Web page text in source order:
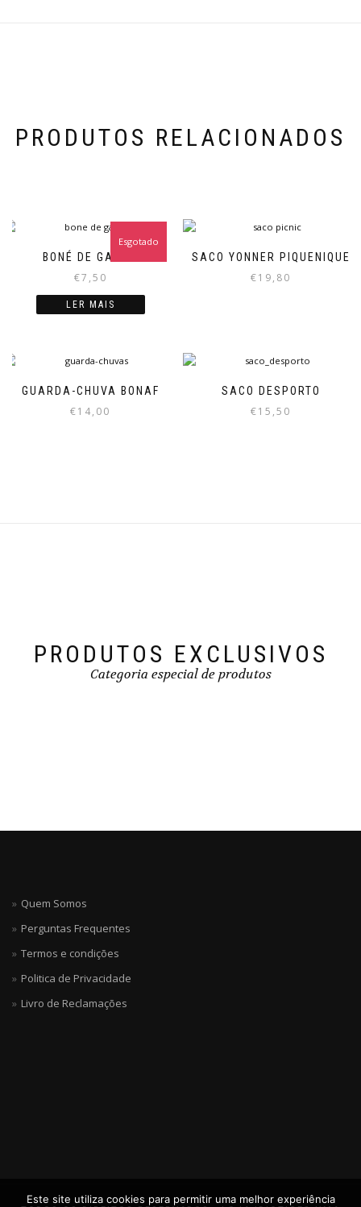
PRODUTOS RELACIONADOS
BONÉ DE GANGA
€7,50
Esgotado
LER MAIS
SACO YONNER PIQUENIQUE
€19,80
GUARDA-CHUVA BONAF
€14,00
page
SACO DESPORTO
€15,50
PRODUTOS EXCLUSIVOS
Categoria especial de produtos
Quem Somos
Perguntas Frequentes
Termos e condições
Politica de Privacidade
Livro de Reclamações
Este site utiliza cookies para permitir uma melhor experiência